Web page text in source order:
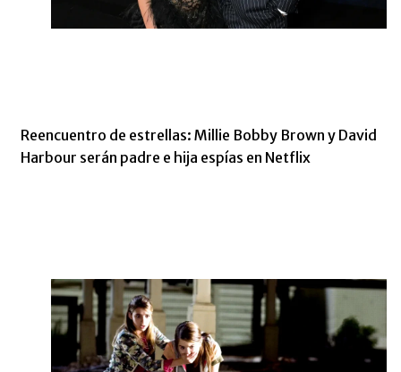
Reencuentro de estrellas: Millie Bobby Brown y David
Harbour serán padre e hija espías en Netflix